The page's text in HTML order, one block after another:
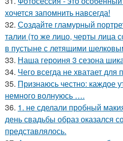
хочется запомнить навсегда!
32. Создайте гламурный
талии (то же лицо, черты лица
в пустыне с летящими
33. Наша героиня 3 сезона
34. Чего всегда не хватает для
35. Признаюсь честно: каждое
немного волнуюсь ….
36. 1. не сделали пробный
день свадьбы образ оказался
представлялось.